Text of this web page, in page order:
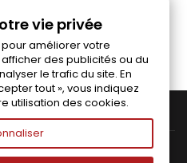
Facebook

vie privée
améliorer votre
des publicités ou du
le trafic du site. En
tout », vous indiquez
utilisation des cookies.